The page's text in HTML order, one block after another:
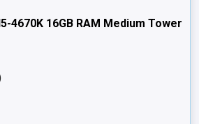
4670K 16GB RAM Medium Tower